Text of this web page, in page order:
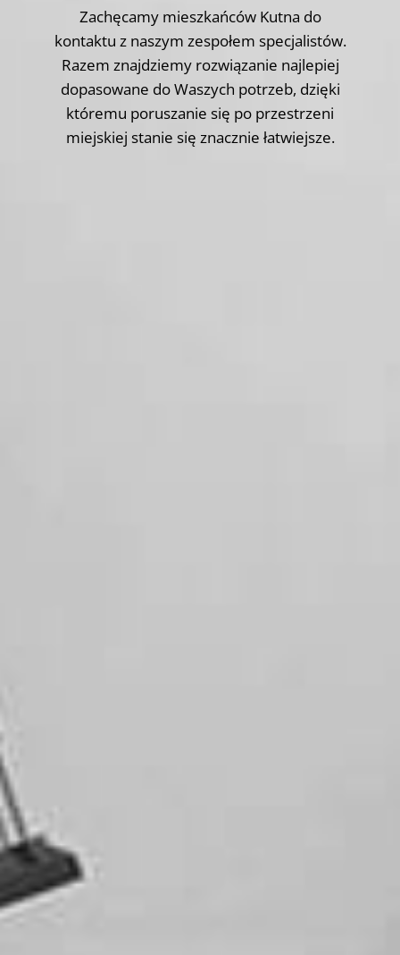
Zachęcamy mieszkańców Kutna do
kontaktu z naszym zespołem specjalistów.
Razem znajdziemy rozwiązanie najlepiej
dopasowane do Waszych potrzeb, dzięki
któremu poruszanie się po przestrzeni
miejskiej stanie się znacznie łatwiejsze.